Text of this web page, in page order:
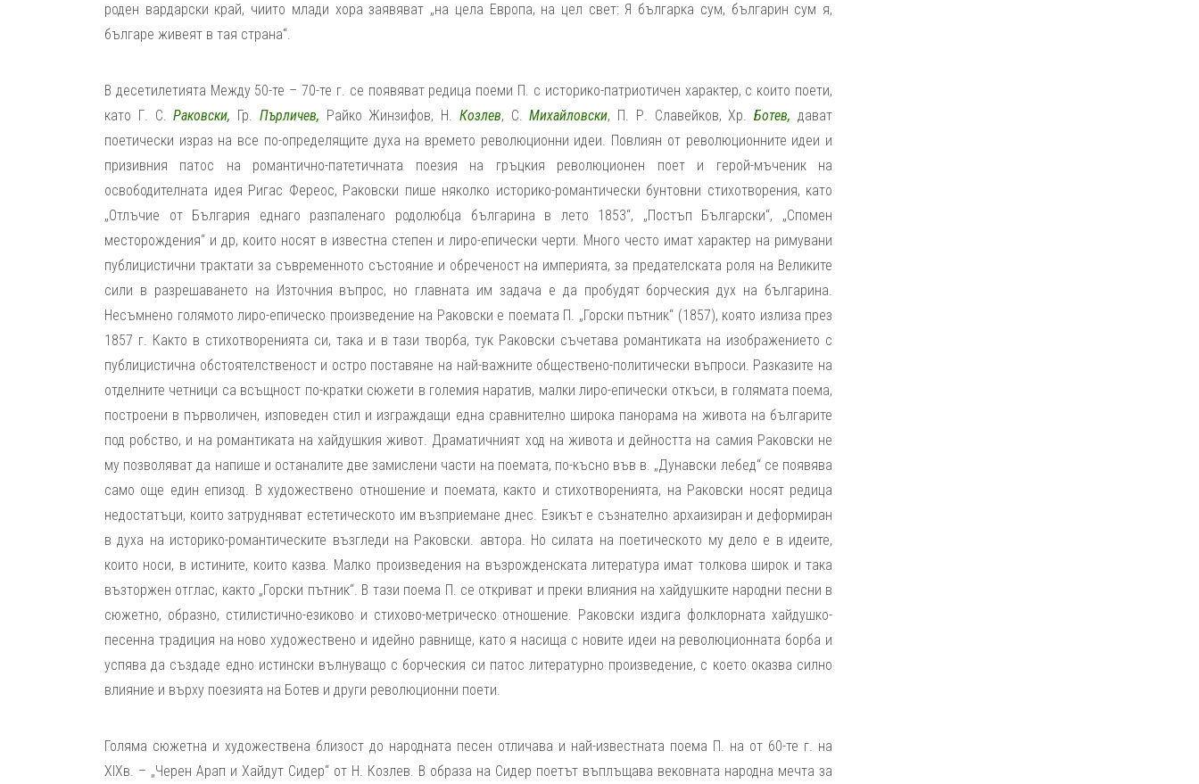
роден вардарски край, чиито млади хора заявяват „на цела Европа, на цел свет: Я българка сум, българин сум я,
българе живеят в тая страна“.
В десетилетията Между 50-те – 70-те г. се появяват редица поеми П. с историко-патриотичен характер, с които поети,
като Г. С.Раковски, Гр. Пърличев, Райко Жинзифов, Н. Козлев, С.Михайловски, П. Р. Славейков, Хр.Ботев, дават
поетически израз на все по-определящите духа на времето революционни идеи. Повлиян от революционните идеи и
призивния патос на романтично-патетичната поезия на гръцкия революционен поет и герой-мъченик на
освободителната идея Ригас Фереос, Раковски пише няколко историко-романтически бунтовни стихотворения, като
„Отлъчие от България еднаго разпаленаго родолюбца българина в лето 1853“, „Постъп Български“, „Спомен
месторождения“ и др, които носят в известна степен и лиро-епически черти. Много често имат характер на римувани
публицистични трактати за съвременното състояние и обреченост на империята, за предателската роля на Великите
сили в разрешаването на Източния въпрос, но главната им задача е да пробудят борческия дух на българина.
Несъмнено голямото лиро-епическо произведение на Раковски е поемата П. „Горски пътник“ (1857), която излиза през
1857 г. Както в стихотворенията си, така и в тази творба, тук Раковски съчетава романтиката на изображението с
публицистична обстоятелственост и остро поставяне на най-важните обществено-политически въпроси. Разказите на
отделните четници са всъщност по-кратки сюжети в големия наратив, малки лиро-епически откъси, в голямата поема,
построени в първоличен, изповеден стил и изграждащи една сравнително широка панорама на живота на българите
под робство, и на романтиката на хайдушкия живот. Драматичният ход на живота и дейността на самия Раковски не
му позволяват да напише и останалите две замислени части на поемата, по-късно във в. „Дунавски лебед“ се появява
само още един епизод. В художествено отношение и поемата, както и стихотворенията, на Раковски носят редица
недостатъци, които затрудняват естетическото им възприемане днес. Езикът е съзнателно архаизиран и деформиран
в духа на историко-романтическите възгледи на Раковски. автора. Но силата на поетическото му дело е в идеите,
които носи, в истините, които казва. Малко произведения на възрожденската литература имат толкова широк и така
възторжен отглас, както „Горски пътник“. В тази поема П. се откриват и преки влияния на хайдушките народни песни в
сюжетно, образно, стилистично-езиково и стихово-метрическо отношение. Раковски издига фолклорната хайдушко-
песенна традиция на ново художествено и идейно равнище, като я насища с новите идеи на революционната борба и
успява да създаде едно истински вълнуващо с борческия си патос литературно произведение, с което оказва силно
влияние и върху поезията на Ботев и други революционни поети.
Голяма сюжетна и художествена близост до народната песен отличава и най-известната поема П. на от 60-те г. на
XIXв. – „Черен Арап и Хайдут Сидер“ от Н. Козлев. В образа на Сидер поетът въплъщава вековната народна мечта за